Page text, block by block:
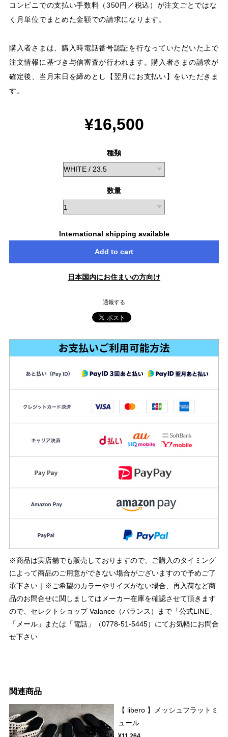
コンビニでの支払い手数料（350円／税込）が注文ごとではな
く月単位でまとめた金額での請求になります。
購入者さまは、購入時電話番号認証を行なっていただいた上で
注文情報に基づき与信審査が行われます。購入者さまの請求が
確定後、当月末日を締めとし【翌月にお支払い】をいただきま
す。
¥16,500
種類
数量
International shipping available
Add to cart
日本国内にお住まいの方向け
通報する
※商品は実店舗でも販売しておりますので、ご購入のタイミング
によって商品のご用意ができない場合がございますので予めご了
承下さい｜※ご希望のカラーやサイズがない場合、再入荷など商
品のお問合せに関しましてはメーカー在庫を確認させて頂きます
ので、セレクトショップ Valance（バランス）まで「公式LINE」
「メール」または「電話」（0778-51-5445）にてお気軽にお問合
せ下さい
関連商品
【 libero 】メッシュフラットミ
ュール